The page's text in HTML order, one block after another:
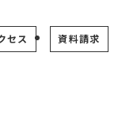
セス 資料請求